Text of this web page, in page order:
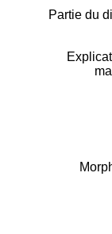
Partie du